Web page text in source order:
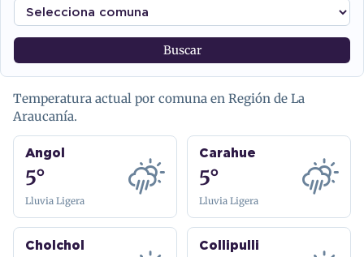
Buscar
Temperatura actual por comuna en Región de La
Araucanía.
Angol
5°
Lluvia Ligera
Carahue
5°
Lluvia Ligera
Cholchol Collipulli